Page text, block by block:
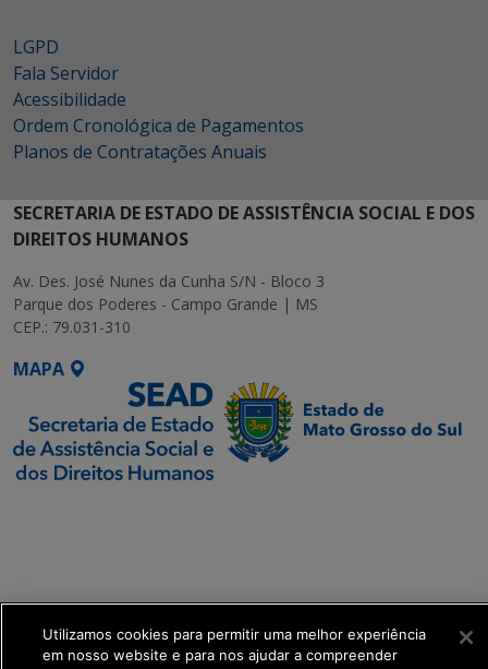
LGPD
Fala Servidor
Acessibilidade
Ordem Cronológica de Pagamentos
Planos de Contratações Anuais
SECRETARIA DE ESTADO DE ASSISTÊNCIA SOCIAL E DOS
DIREITOS HUMANOS
Av. Des. José Nunes da Cunha S/N - Bloco 3
Parque dos Poderes - Campo Grande | MS
CEP.: 79.031-310
MAPA
Utilizamos cookies para permitir uma melhor experiência
em nosso website e para nos ajudar a compreender